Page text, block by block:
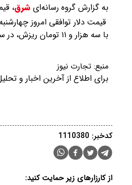
به گزارش گروه رسانه‌ایشرق، قیمت
با سه هزار و ۱۱ تومان ریزش، در سمت فروش ۱۴۵ هزار و ۶۰۵ تومان و در سمت خرید ۱۴۴ هزار و ۲۹۴ تومان اعلام شده است.
منبع: تجارت نیوز
برای اطلاع از آخرین اخبار و
کدخبر: 1110380
از کارزارهای زیر حمایت کنید: